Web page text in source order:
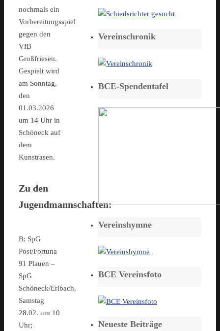
nochmals ein
Vorbereitungsspiel
gegen den
VfB
Großfriesen.
Gespielt wird
am Sonntag,
den
01.03.2026
um 14 Uhr in
Schöneck auf
dem
Kunstrasen.
Zu den
Jugendmannschaften:
B: SpG
Post/Fortuna
91 Plauen –
SpG
Schöneck/Erlbach,
Samstag
28.02. um 10
Uhr;
Vereinschronik
BCE-Spendentafel
Vereinshymne
BCE Vereinsfoto
Neueste Beiträge